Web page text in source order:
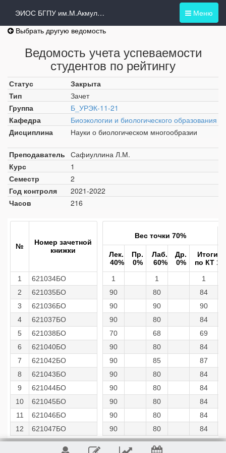
Меню
ЭИОС БГПУ им.М.Акмуллы
Выбрать другую ведомость
Ведомость учета успеваемости
студентов по рейтингу
Статус
Закрыта
Тип
Зачет
Группа
Б_УРЭК-11-21
Кафедра
Биоэкологии и биологического образования
Дисциплина
Науки о биологическом многообразии
Преподаватель Сафиуллина Л.М.
Курс
1
Семестр
2
Год контроля
2021-2022
Часов
216
№
Номер зачетной
книжки
1
621034БО
2
621035БО
3
621036БО
4
621037БО
5
621038БО
6
621040БО
7
621042БО
8
621043БО
9
621044БО
10
621045БО
11
621046БО
12
621047БО
Вес точки 70%
Лек.
40%
Пр.
0%
Лаб.
60%
Др.
0%
Итоги
по КТ 1
1
1
1
90
80
84
90
90
90
90
80
84
70
68
69
90
80
84
90
85
87
90
80
84
90
80
84
90
80
84
90
80
84
90
80 84